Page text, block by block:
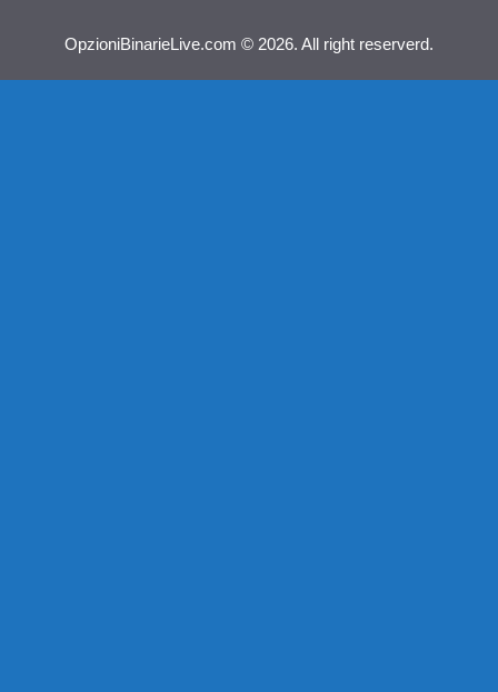
OpzioniBinarieLive.com © 2026. All right reserverd.